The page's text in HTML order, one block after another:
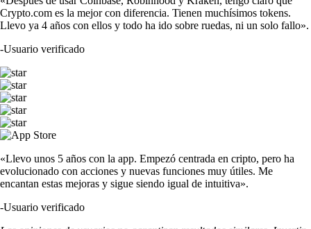
Crypto.com es la mejor con diferencia. Tienen muchísimos tokens.
Llevo ya 4 años con ellos y todo ha ido sobre ruedas, ni un solo fallo».
-Usuario verificado
«Llevo unos 5 años con la app. Empezó centrada en cripto, pero ha
evolucionado con acciones y nuevas funciones muy útiles. Me
encantan estas mejoras y sigue siendo igual de intuitiva».
-Usuario verificado